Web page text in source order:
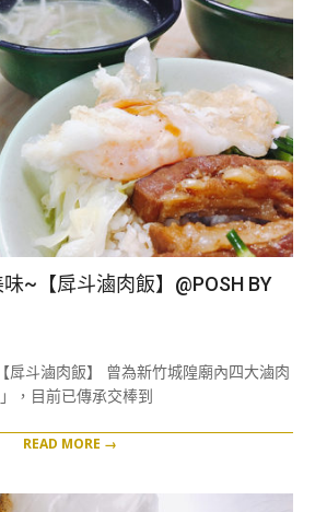
~【戽斗滷肉飯】@POSH BY
戽斗滷肉飯】 曾為新竹城隍廟內四大滷肉
，目前已傳承交棒到
READ MORE →